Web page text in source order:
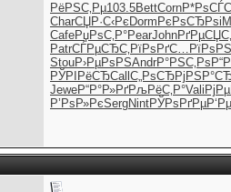
РёРЅС‚Рµ103.5BettCorn
CharСЏР·С‹Рє Dorm РєРѕСЂРѕ
CafeРџРѕС‚Р°PearJohnРґРµСЏС‚
PatrСЃРµСЂС‚ РїРѕРґС…
StouР›РµРѕРЅAndrР°РЅС‚Рѕ
РЎРІРёСЂCall С„РѕСЂРј
JeweР“Р°Р»РґРљРёС‚Р°Vali
Р’РѕР»РєSergNintРЎРѕРґРµ